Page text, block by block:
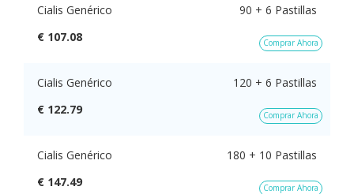
Cialis Genérico
90 + 6 Pastillas
€ 107.08
Comprar Ahora
Cialis Genérico
120 + 6 Pastillas
€ 122.79
Comprar Ahora
Cialis Genérico
180 + 10 Pastillas
€ 147.49
Comprar Ahora